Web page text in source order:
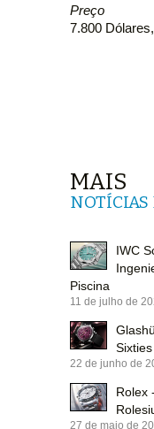
Preço
7.800
MAIS
NOTÍCIAS
IWC
Piscina
11 de julho de
22 de junho de
Rolex
27 de maio de